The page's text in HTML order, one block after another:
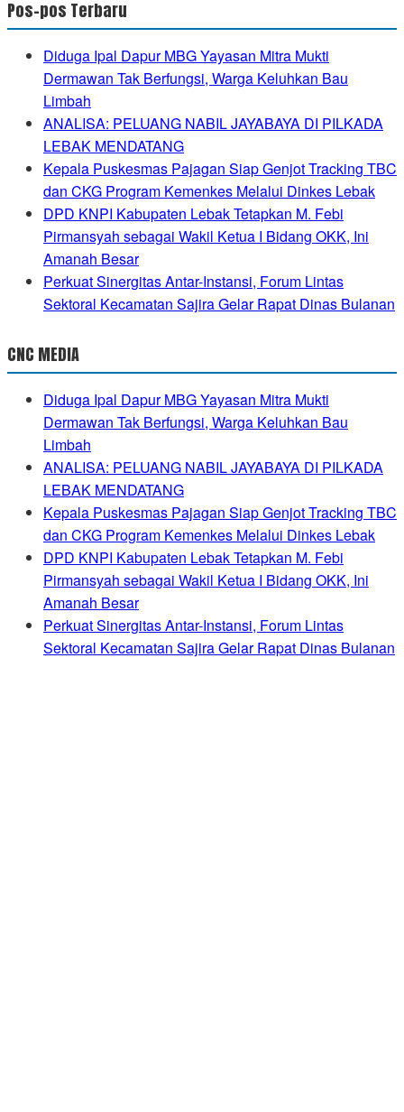
Pos-pos Terbaru
Diduga Ipal Dapur MBG Yayasan Mitra Mukti
Dermawan Tak Berfungsi, Warga Keluhkan Bau
Limbah
ANALISA: PELUANG NABIL JAYABAYA DI PILKADA
LEBAK MENDATANG
Kepala Puskesmas Pajagan Siap Genjot Tracking TBC
dan CKG Program Kemenkes Melalui Dinkes Lebak
DPD KNPI Kabupaten Lebak Tetapkan M. Febi
Pirmansyah sebagai Wakil Ketua I Bidang OKK, Ini
Amanah Besar
Perkuat Sinergitas Antar-Instansi, Forum Lintas
Sektoral Kecamatan Sajira Gelar Rapat Dinas Bulanan
CNC MEDIA
Diduga Ipal Dapur MBG Yayasan Mitra Mukti
Dermawan Tak Berfungsi, Warga Keluhkan Bau
Limbah
ANALISA: PELUANG NABIL JAYABAYA DI PILKADA
LEBAK MENDATANG
Kepala Puskesmas Pajagan Siap Genjot Tracking TBC
dan CKG Program Kemenkes Melalui Dinkes Lebak
DPD KNPI Kabupaten Lebak Tetapkan M. Febi
Pirmansyah sebagai Wakil Ketua I Bidang OKK, Ini
Amanah Besar
Perkuat Sinergitas Antar-Instansi, Forum Lintas
Sektoral Kecamatan Sajira Gelar Rapat Dinas Bulanan